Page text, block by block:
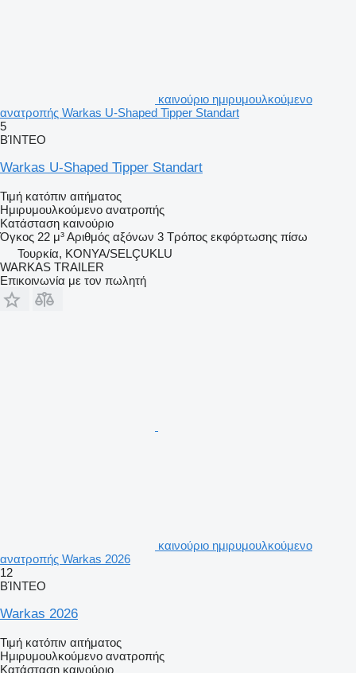
καινούριο ημιρυμουλκούμενο
ανατροπής Warkas U-Shaped Tipper Standart
5
ΒΊΝΤΕΟ
Warkas U-Shaped Tipper Standart
Τιμή κατόπιν αιτήματος
Ημιρυμουλκούμενο ανατροπής
Κατάσταση καινούριο
Όγκος 22 μ³Αριθμός αξόνων 3 Τρόπος εκφόρτωσης πίσω
Τουρκία, KONYA/SELÇUKLU
WARKAS TRAILER
Επικοινωνία με τον πωλητή
καινούριο ημιρυμουλκούμενο
ανατροπής Warkas 2026
12
ΒΊΝΤΕΟ
Warkas 2026
Τιμή κατόπιν αιτήματος
Ημιρυμουλκούμενο ανατροπής
Κατάσταση καινούριο